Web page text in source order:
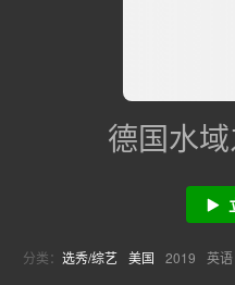
德国水
分类： 选秀/综艺 美国 2019 英语